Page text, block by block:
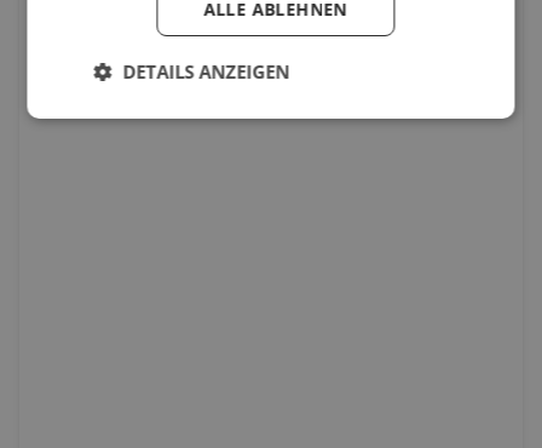
ALLE ABLEHNEN
DETAILS ANZEIGEN